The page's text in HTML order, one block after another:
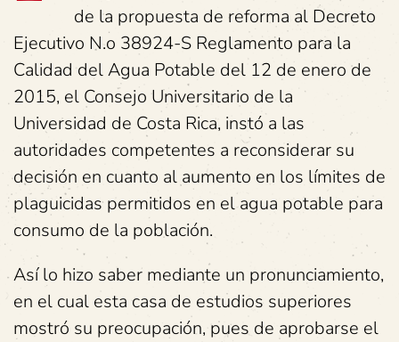
de la propuesta de reforma al Decreto
Ejecutivo N.o 38924-S Reglamento para la
Calidad del Agua Potable del 12 de enero de
2015, el Consejo Universitario de la
Universidad de Costa Rica, instó a las
autoridades competentes a reconsiderar su
decisión en cuanto al aumento en los límites de
plaguicidas permitidos en el agua potable para
consumo de la población.
Así lo hizo saber mediante un pronunciamiento,
en el cual esta casa de estudios superiores
mostró su preocupación, pues de aprobarse el